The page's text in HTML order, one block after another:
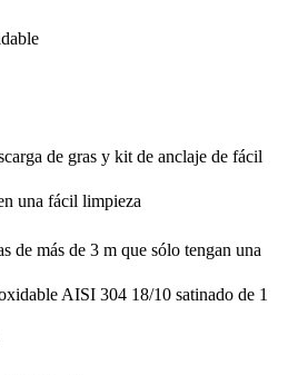
de gras y kit de anclaje de fácil
una fácil limpieza
de más de 3 m que sólo tengan una
AISI 304 18/10 satinado de 1